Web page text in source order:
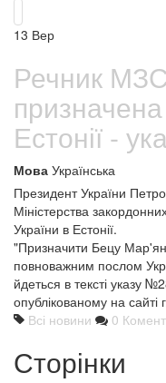
13 Вер
Речник
Естонії -
Мова Українська
Президент України
Міністерства
України в Естонії.
"Призначити Бецу
повноважним послом
йдеться в тексті указу
опублікованому на сайті
Всі новини
0
Сторінки